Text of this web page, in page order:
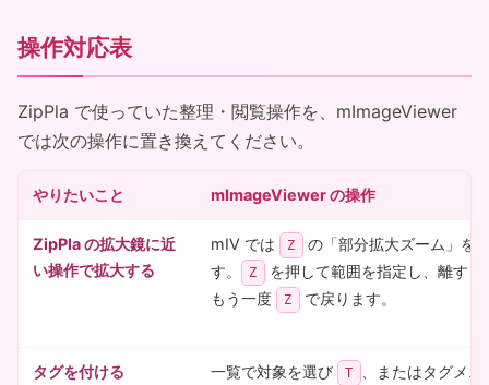
操作対応表
ZipPla で使っていた整理・閲覧操作を、mImageViewer
では次の操作に置き換えてください。
やりたいこと mImageViewer の操作
ZipPla の拡大鏡に近
い操作で拡大する
mIV では Z
の「部分拡大ズーム」を
す。
Z
を押して範囲を指定し、離すと
もう一度
Z で戻ります。
タグを付ける 一覧で対象を選び T
、またはタグメ